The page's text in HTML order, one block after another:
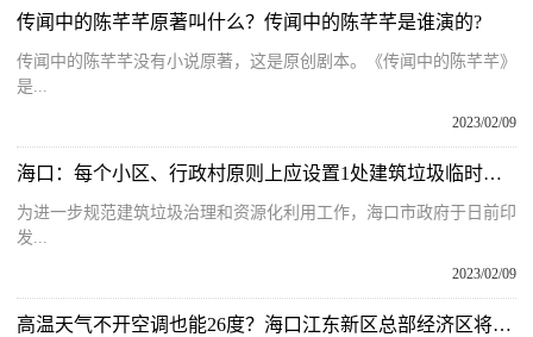
传闻中的陈芊芊原著叫什么？传闻中的陈芊芊是谁演的?
传闻中的陈芊芊没有小说原著，这是原创剧本。《传闻中的陈芊芊》
是...
2023/02/09
海口：每个小区、行政村原则上应设置1处建筑垃圾临时堆放点
为进一步规范建筑垃圾治理和资源化利用工作，海口市政府于日前印
发...
2023/02/09
高温天气不开空调也能26度？海口江东新区总部经济区将全面供冷